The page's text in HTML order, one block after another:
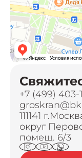
+7 (499) 403-
111141
округ
помещ. 6/3